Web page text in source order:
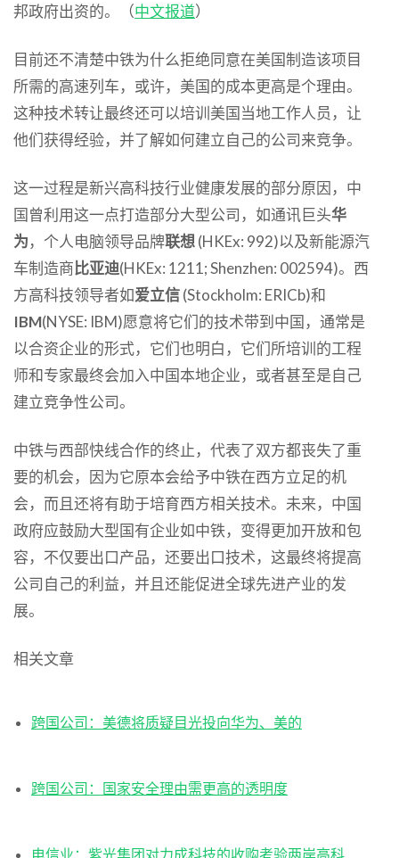
邦政府出资的。（中文报道）
目前还不清楚中铁为什么拒绝同意在美国制造该项目
所需的高速列车，或许，美国的成本更高是个理由。
这种技术转让最终还可以培训美国当地工作人员，让
他们获得经验，并了解如何建立自己的公司来竞争。
这一过程是新兴高科技行业健康发展的部分原因，中
国曾利用这一点打造部分大型公司，如通讯巨头华
为，个人电脑领导品牌联想(HKEx: 992)以及新能源汽
车制造商 比亚迪(HKEx: 1211; Shenzhen: 002594)。西
方高科技领导者如爱立信(Stockholm: ERICb)和
IBM(NYSE: IBM)愿意将它们的技术带到中国，通常是
以合资企业的形式，它们也明白，它们所培训的工程
师和专家最终会加入中国本地企业，或者甚至是自己
建立竞争性公司。
中铁与西部快线合作的终止，代表了双方都丧失了重
要的机会，因为它原本会给予中铁在西方立足的机
会，而且还将有助于培育西方相关技术。未来，中国
政府应鼓励大型国有企业如中铁，变得更加开放和包
容，不仅要出口产品，还要出口技术，这最终将提高
公司自己的利益，并且还能促进全球先进产业的发
展。
相关文章
跨国公司：美德将质疑目光投向华为、美的
跨国公司：国家安全理由需更高的透明度
电信业：紫光集团对力成科技的收购考验两岸高科